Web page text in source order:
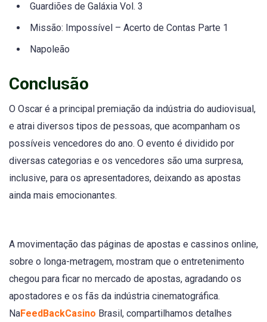
Guardiões de Galáxia Vol. 3
Missão: Impossível – Acerto de Contas Parte 1
Napoleão
Conclusão
O Oscar é a principal premiação da indústria do audiovisual,
e atrai diversos tipos de pessoas, que acompanham os
possíveis vencedores do ano. O evento é dividido por
diversas categorias e os vencedores são uma surpresa,
inclusive, para os apresentadores, deixando as apostas
ainda mais emocionantes.
A movimentação das páginas de apostas e cassinos online,
sobre o longa-metragem, mostram que o entretenimento
chegou para ficar no mercado de apostas, agradando os
apostadores e os fãs da indústria cinematográfica.
NaFeedBackCasino Brasil, compartilhamos detalhes